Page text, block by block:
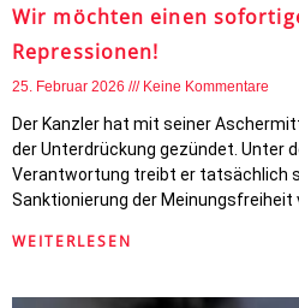
Wir möchten einen
Repressionen!
25. Februar 2026 Keine Kommentare
Der Kanzler hat mit seiner
der Unterdrückung gezündet. Unter
Verantwortung treibt er tatsächlich
Sanktionierung der Meinungsfreiheit
WEITERLESEN